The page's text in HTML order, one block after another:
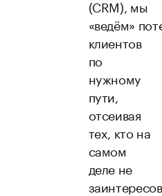
(CRM), мы
«ведём»
клиентов
по
нужному
пути,
отсеивая
тех, кто на
самом
деле не